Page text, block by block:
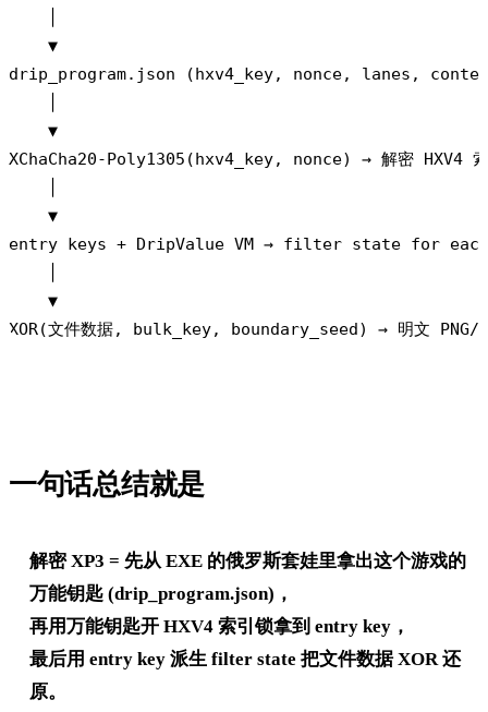
    ▼
drip_program.json (hxv4_key, nonce, lanes,
    ▼
XChaCha20-Poly1305(hxv4_key, nonce) → 解密 HXV4
    ▼
entry keys + DripValue VM → filter state for
    ▼
一句话总结就是
解密 XP3 = 先从 EXE 的俄罗斯套娃里拿出这个游戏的
万能钥匙 (drip_program.json)，
再用万能钥匙开 HXV4 索引锁拿到 entry key，
最后用 entry key 派生 filter state 把文件数据 XOR 还
原。